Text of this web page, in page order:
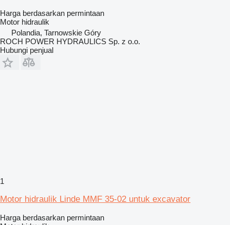
Harga berdasarkan permintaan
Motor hidraulik
Polandia, Tarnowskie Góry
ROCH POWER HYDRAULICS Sp. z o.o.
Hubungi penjual
1
Motor hidraulik Linde MMF 35-02 untuk excavator
Harga berdasarkan permintaan